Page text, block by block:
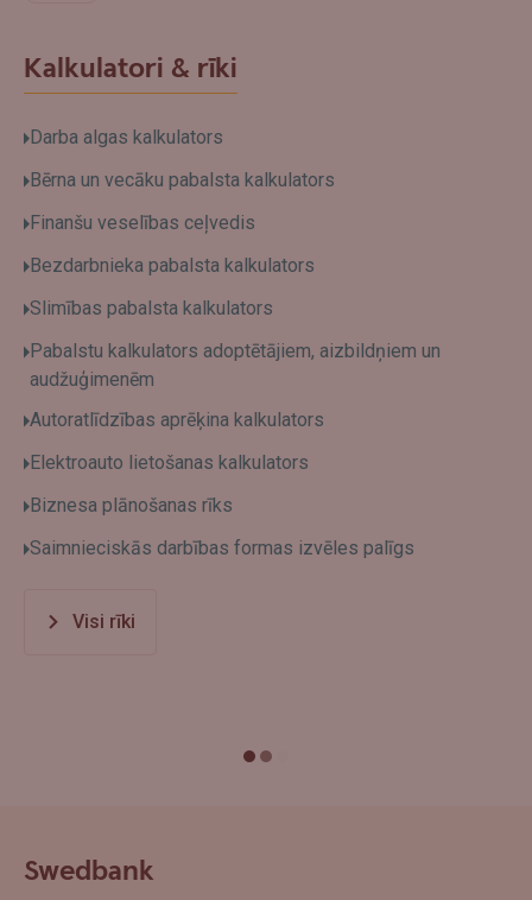
Kalkulatori & rīki
Darba algas kalkulators
Bērna un vecāku pabalsta kalkulators
Finanšu veselības ceļvedis
Bezdarbnieka pabalsta kalkulators
Slimības pabalsta kalkulators
Pabalstu kalkulators adoptētājiem, aizbildņiem un
audžuģimenēm
Autoratlīdzības aprēķina kalkulators
Elektroauto lietošanas kalkulators
Biznesa plānošanas rīks
Saimnieciskās darbības formas izvēles palīgs
Visi rīki
Swedbank